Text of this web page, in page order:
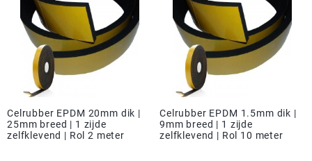
Celrubber EPDM 20mm dik |
25mm breed | 1 zijde
zelfklevend | Rol 2 meter
Celrubber EPDM 1.5mm dik |
9mm breed | 1 zijde
zelfklevend | Rol 10 meter